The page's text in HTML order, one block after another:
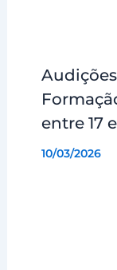
entre 17
10/03/2026